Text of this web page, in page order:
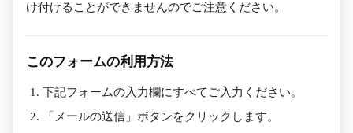
け付けることができませんのでご注意ください。
このフォームの利用方法
下記フォームの入力欄にすべてご入力ください。
「メールの送信」ボタンをクリックします。